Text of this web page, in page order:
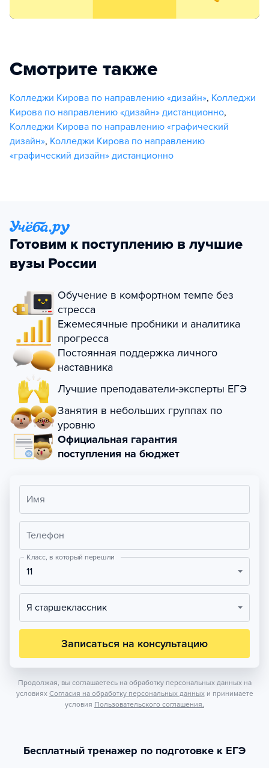
Смотрите также
Колледжи Кирова по направлению «дизайн», Колледжи
Кирова по направлению «дизайн» дистанционно,
Колледжи Кирова по направлению «графический
дизайн», Колледжи Кирова по направлению
«графический дизайн» дистанционно
Готовим к поступлению в лучшие
вузы России
Обучение в комфортном темпе без
стресса
Ежемесячные пробники и аналитика
прогресса
Постоянная поддержка личного
наставника
Лучшие преподаватели-эксперты ЕГЭ
Занятия в небольших группах по
уровню
Официальная гарантия
поступления на бюджет
Имя
Телефон
Класс, в который перешли
11
Я старшеклассник
Записаться на консультацию
Продолжая, вы соглашаетесь на обработку персональных данных на
условиях Согласия на обработку персональных данных и принимаете
условия Пользовательского соглашения.
Бесплатный тренажер по подготовке к ЕГЭ